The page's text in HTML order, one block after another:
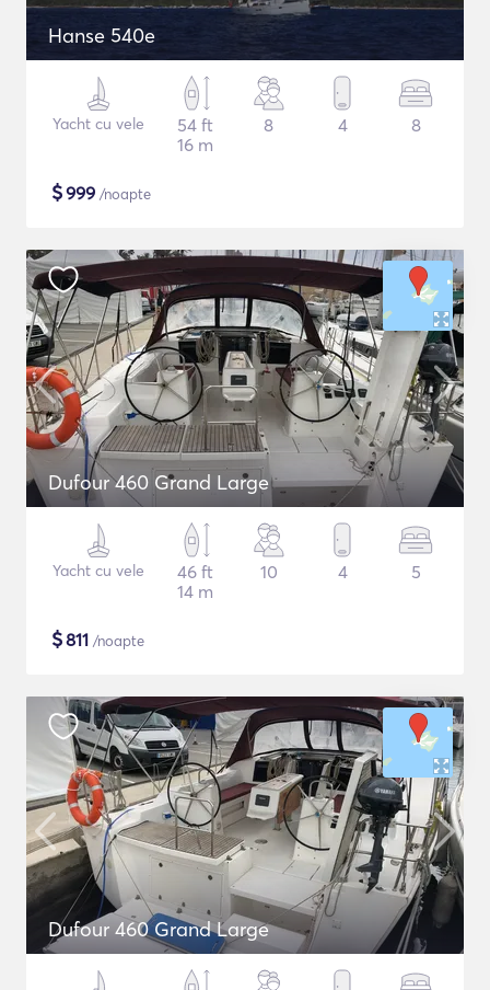
Hanse 540e
Yacht cu vele
54 ft
16 m
8 4 8
$999 /noapte
Dufour 460 Grand Large
Yacht cu vele
46 ft
14 m
10 4 5
$811 /noapte
Dufour 460 Grand Large